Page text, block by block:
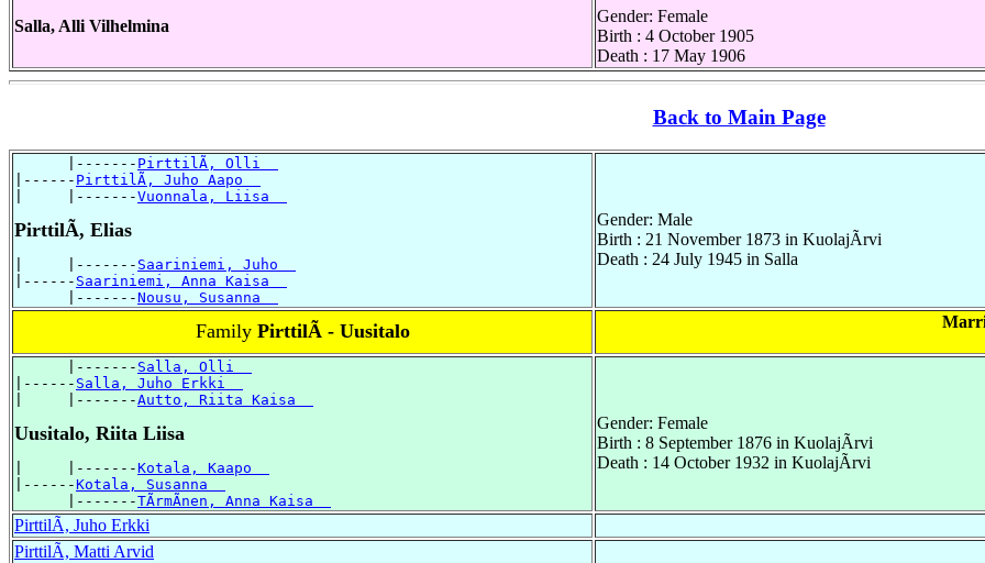
Salla, Alli Vilhelmina
Gender: Female
Birth : 4 October 1905
Death : 17 May 1906
Back to Main Page
      |-------
PirttilÃ, Olli
|------ PirttilÃ, Juho Aapo
|     |-------Vuonnala, Liisa
PirttilÃ, Elias
|     |------- Saariniemi, Juho
|------ Saariniemi, Anna Kaisa
      |-------
Nousu, Susanna
Gender: Male
Birth : 21 November 1873 in KuolajÃrvi
Death : 24 July 1945 in Salla
Family PirttilÃ - Uusitalo
      |-------
Salla, Olli
|------ Salla, Juho Erkki
|     |-------Autto, Riita Kaisa
Uusitalo, Riita Liisa
|     |-------Kotala, Kaapo
|------Kotala, Susanna
      |-------
TÃrmÃnen, Anna Kaisa
Gender: Female
Birth : 8 September 1876 in KuolajÃrvi
Death : 14 October 1932 in KuolajÃrvi
PirttilÃ, Juho Erkki
PirttilÃ, Matti Arvid